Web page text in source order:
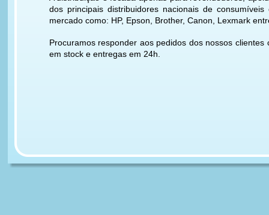
dos principais distribuidores nacionais de
mercado como: HP, Epson, Brother, Canon, Lexmark
Procuramos responder aos pedidos dos nossos
em stock e entregas em 24h.